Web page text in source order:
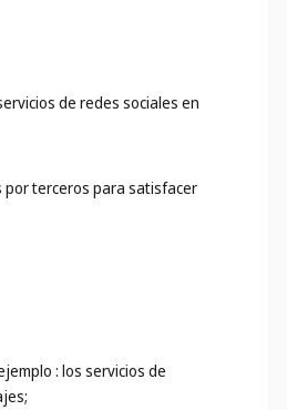
de redes sociales en
por terceros para satisfacer
: los servicios de